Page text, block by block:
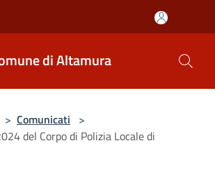
di Altamura
> Comunicati >
del Corpo di Polizia Locale di